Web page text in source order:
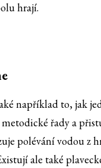
hrají.
například to, jak
metodické řady a
polévání vodou z
ale také